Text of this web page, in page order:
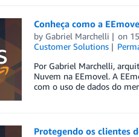
Conheça como a
by Gabriel Marchelli on
Customer Solutions
Por Gabriel Marchelli,
Nuvem na EEmovel. A
com o uso de dados do
Protegendo os clientes